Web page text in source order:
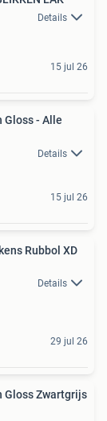
Details
15 jul 26
Gloss - Alle
Details
15 jul 26
Rubbol XD
Details
29 jul 26
Gloss Zwartgrijs